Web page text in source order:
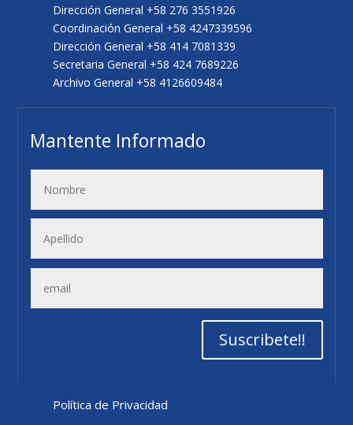
Dirección General +58 276 3551926
Coordinación General +58 4247339596
Dirección General +58 414 7081339
Secretaria General +58 424 7689226
Archivo General +58 4126609484
Mantente Informado
Suscribete!!
Política de Privacidad